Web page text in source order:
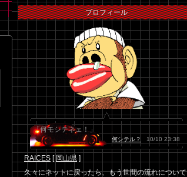
プロフィール
「何モシテネェ！」
何シテル？ 10/10 23:38
RAICES [ 岡山県 ]
久々にネットに戻ったら、もう世間の流れについて